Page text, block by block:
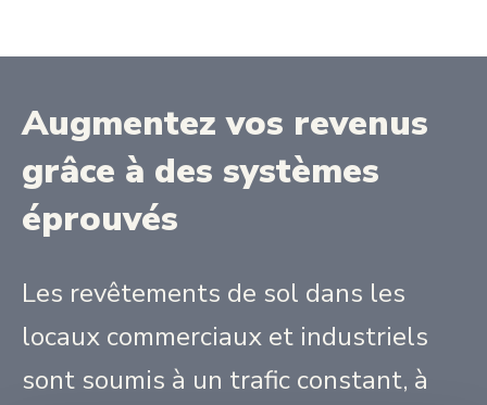
Augmentez vos revenus
grâce à des systèmes
éprouvés
Les revêtements de sol dans les
locaux commerciaux et industriels
sont soumis à un trafic constant, à